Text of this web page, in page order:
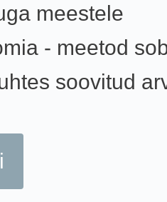
meestele
- meetod
soovitud